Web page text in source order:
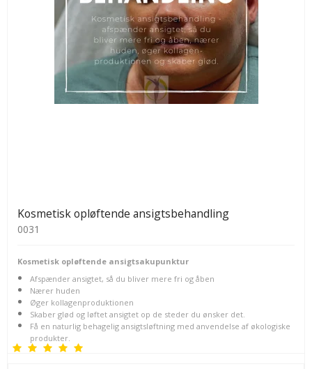
Kosmetisk opløftende ansigtsbehandling
0031
Kosmetisk opløftende ansigtsakupunktur
Afspænder ansigtet, så du bliver mere fri og åben
Nærer huden
Øger kollagenproduktionen
Skaber glød og løftet ansigtet op de steder du ønsker det.
Få en naturlig behagelig ansigtsløftning med anvendelse af økologiske
produkter.